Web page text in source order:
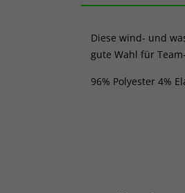
Diese wind- und
gute Wahl für
96% Polyester 4%